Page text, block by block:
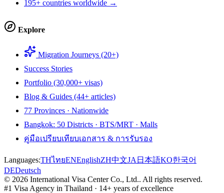
195+ countries worldwide →
Explore
Migration Journeys (20+)
Success Stories
Portfolio (30,000+ visas)
Blog & Guides (44+ articles)
77 Provinces · Nationwide
Bangkok: 50 Districts · BTS/MRT · Malls
คู่มือเปรียบเทียบเอกสาร & การรับรอง
Languages:THไทยENEnglishZH中文JA 日本語KO한국어
DEDeutsch
© 2026 International Visa Center Co., Ltd.. All rights reserved.
#1 Visa Agency in Thailand · 14+ years of excellence